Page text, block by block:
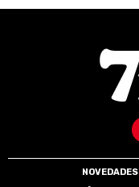
NOVEDADES